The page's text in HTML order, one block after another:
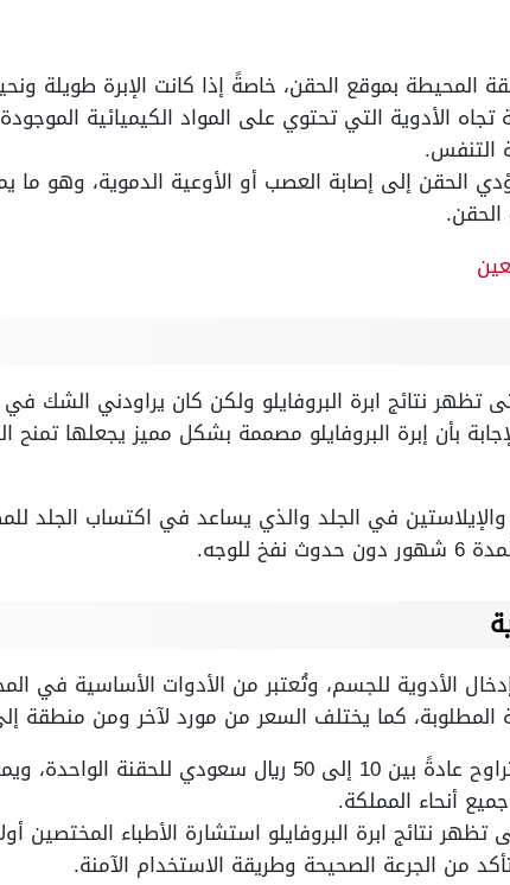
بموقع الحقن، خاصةً إذا كانت الإبرة طويلة
الأدوية التي تحتوي على المواد الكيميائية
التنفس.
الحقن إلى إصابة العصب أو الأوعية الدموية، وهو
نتائج ابرة البروفايلو ولكن كان يراودني الشك في
بأن إبرة البروفايلو مصممة بشكل مميز يجعلها تمنح
والإيلاستين في الجلد والذي يساعد في اكتساب الجلد
الأدوية للجسم، وتُعتبر من الأدوات الأساسية في
المطلوبة، كما يختلف السعر من مورد لآخر ومن منطقة
سعر إبرة البروفايلو في السعودية يتراوح عادةً بين 10 إلى 50
أنحاء المملكة.
نتائج ابرة البروفايلو استشارة الأطباء المختصين
من الجرعة الصحيحة وطريقة الاستخدام الآمنة.